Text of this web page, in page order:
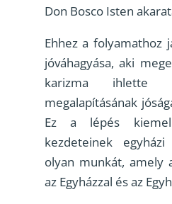
Don Bosco Isten
Ehhez a folyamathoz
jóváhagyása, aki
karizma ihlette
megalapításának
Ez a lépés
kezdeteinek
olyan munkát, amely
az Egyházzal és az